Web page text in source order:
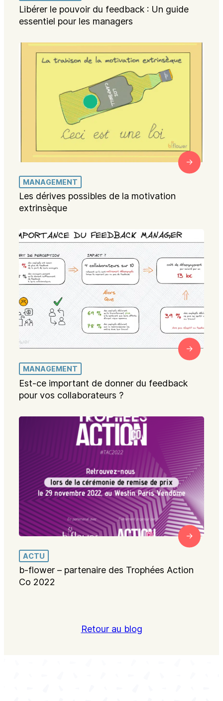
Libérer le pouvoir du feedback : Un guide
essentiel pour les managers
MANAGEMENT
Les dérives possibles de la motivation
extrinsèque
MANAGEMENT
Est-ce important de donner du feedback
pour vos collaborateurs ?
ACTU
b-flower – partenaire des Trophées Action
Co 2022
Retour au blog